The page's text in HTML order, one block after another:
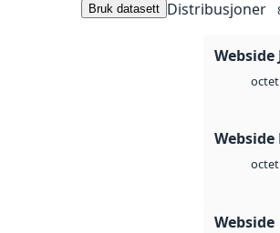
Bruk datasett Distribusjoner
Webside
octet
Webside
octet
Webside